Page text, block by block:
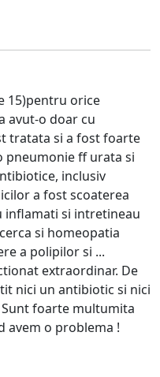
15)pentru orice
avut-o doar cu
tratata si a fost foarte
pneumonie ff urata si
inclusiv
a fost scoaterea
inflamati si intretineau
si homeopatia
a polipilor si ...
extraordinar. De
nici un antibiotic si nici
Sunt foarte multumita
avem o problema !